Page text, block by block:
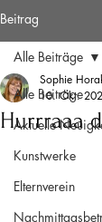
Beitrag
Alle Beiträge
Aktuelle
Kunstwerke
Elternverein
Alle Beiträge
Hurrraaa
Sophie
10. Okt.